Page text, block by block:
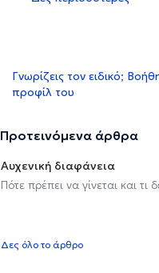
Γνωρίζεις τον ειδικό;
προφίλ του
Προτεινόμενα άρθρα
Αυχενική διαφάνεια
Πότε πρέπει να γίνεται και τι
Δες όλο το άρθρο